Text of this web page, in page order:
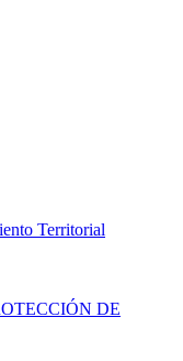
Territorial
DE